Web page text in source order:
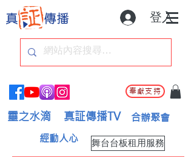
登入
奉獻支持
靈之水滴 真証傳播TV 合辦聚會
舞台台板租用服務
經動人心